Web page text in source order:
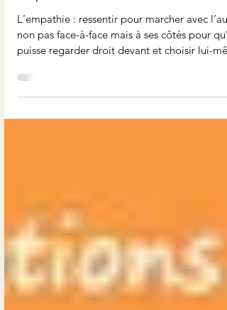
Empathie
non pas face-à-face mais à ses côtés pour qu’il
puisse regarder droit devant et choisir lui-
son propre chemin.